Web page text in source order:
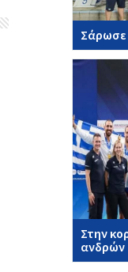
Σάρωσε
Στην
ανδρών